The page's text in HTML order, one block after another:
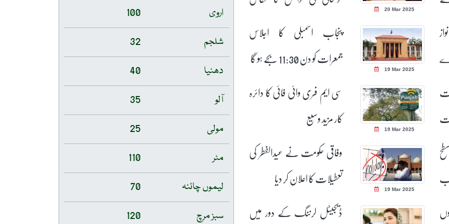
20 Mar 2025
ہے: مریم نواز
19 Mar 2025
پنجاب اسمبلی کا اجلاس
جمعرات کو دن 11:30 بجے ہو گا
19 Mar 2025
سی ایم فری وائی فائی کا دائرہ
کار مزید وسیع
19 Mar 2025
وفاقی حکومت نے عیدالفطر کی
تعطیلات کا اعلان کر دیا
ڈیجیٹل لرننگ کے دور میں
اروی
100
شلجم
32
دھنیا
40
آلو
35
مولی
25
مٹر
110
لیموں چائنہ
70
سبز مرچ
120